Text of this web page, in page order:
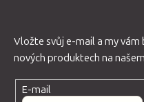
Vložte svůj e-mail a my
nových produktech na
E-mail